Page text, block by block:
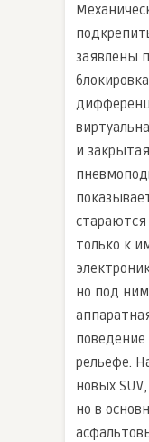
заявлены
и
стараются
только к
но под
рельефе.
новых
но в